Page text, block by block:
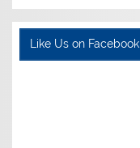
Like Us on Facebook